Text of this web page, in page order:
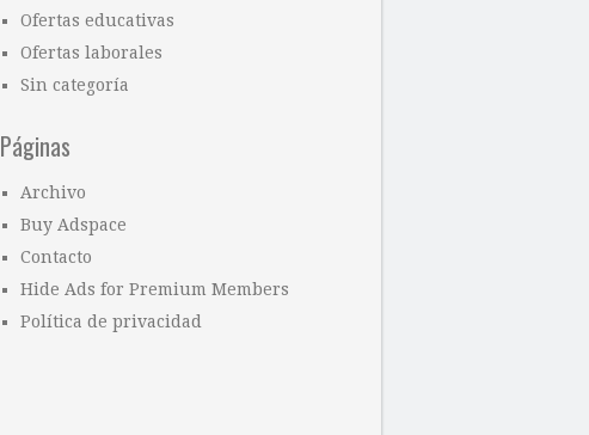
Ofertas educativas
Ofertas laborales
Sin categoría
Páginas
Archivo
Buy Adspace
Contacto
Hide Ads for Premium Members
Política de privacidad